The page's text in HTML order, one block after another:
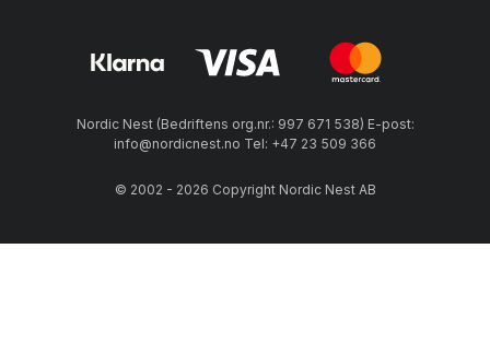
Nordic Nest (Bedriftens org.nr.: 997 671 538) E-post:
info@nordicnest.no Tel: +47 23 509 366
© 2002 - 2026 Copyright Nordic Nest AB